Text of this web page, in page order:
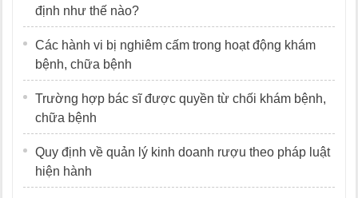
định như thế nào?
Các hành vi bị nghiêm cấm trong hoạt động khám
bệnh, chữa bệnh
Trường hợp bác sĩ được quyền từ chối khám bệnh,
chữa bệnh
Quy định về quản lý kinh doanh rượu theo pháp luật
hiện hành